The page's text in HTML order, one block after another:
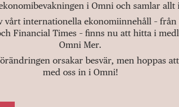
i Omni och samlar allt
vårt internationella ekonomiinnehåll –
Financial Times – finns nu att hitta i
Omni Mer.
orsakar besvär, men hoppas
med oss in i Omni!